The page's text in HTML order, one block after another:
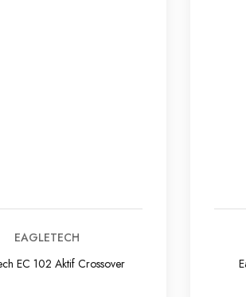
EAGLETECH
EC 102 Aktif Crossover